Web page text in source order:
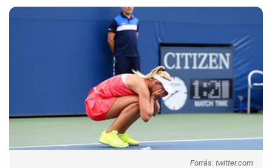
Forrás: twitter.com